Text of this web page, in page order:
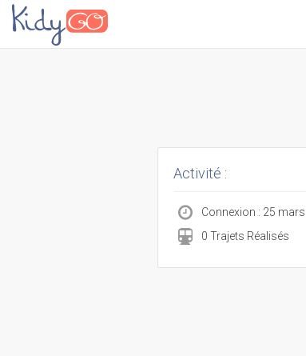
Activité :
Connexion : 25 mars
0 Trajets Réalisés